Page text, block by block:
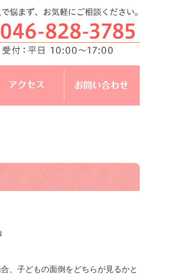
、子どもの面倒をどちらが見るかと